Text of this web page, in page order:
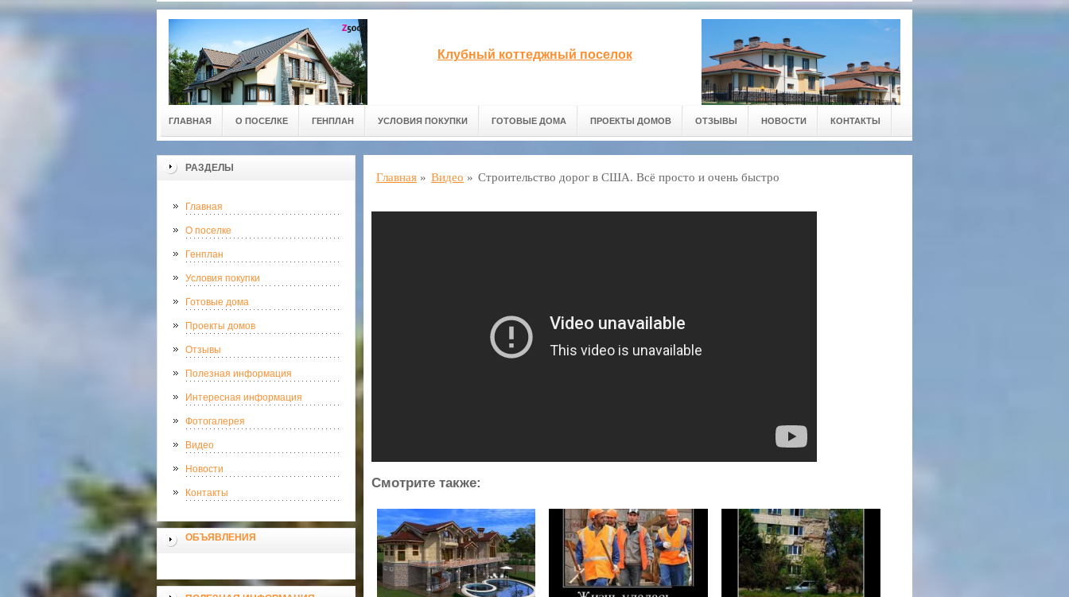
Клубный коттеджный поселок
ГЛАВНАЯ О ПОСЕЛКЕ ГЕНПЛАН УСЛОВИЯ ПОКУПКИ ГОТОВЫЕ ДОМА ПРОЕКТЫ ДОМОВ ОТЗЫВЫ НОВОСТИ КОНТАКТЫ
РАЗДЕЛЫ
Главная
О поселке
Генплан
Условия покупки
Готовые дома
Проекты домов
Отзывы
Полезная информация
Интересная информация
Фотогалерея
Видео
Новости
Контакты
ОБЪЯВЛЕНИЯ
Главная » Видео » Строительство дорог в США. Всё просто и очень быстро
Смотрите также: